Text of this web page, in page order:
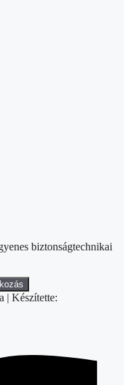
biztonságtechnikai
| Készítette: